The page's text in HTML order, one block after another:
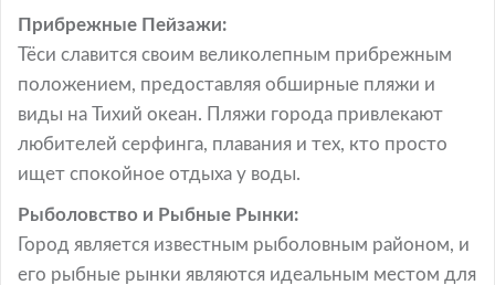
Прибрежные Пейзажи:
Тёси славится своим великолепным прибрежным
положением, предоставляя обширные пляжи и
виды на Тихий океан. Пляжи города привлекают
любителей серфинга, плавания и тех, кто просто
ищет спокойное отдыха у воды.
Рыболовство и Рыбные Рынки:
Город является известным рыболовным районом, и
его рыбные рынки являются идеальным местом для